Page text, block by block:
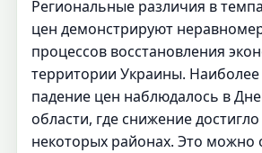
Региональные различия в
цен демонстрируют
процессов восстановления
территории Украины.
падение цен наблюдалось в
области, где снижение достигло
некоторых районах. Это можно